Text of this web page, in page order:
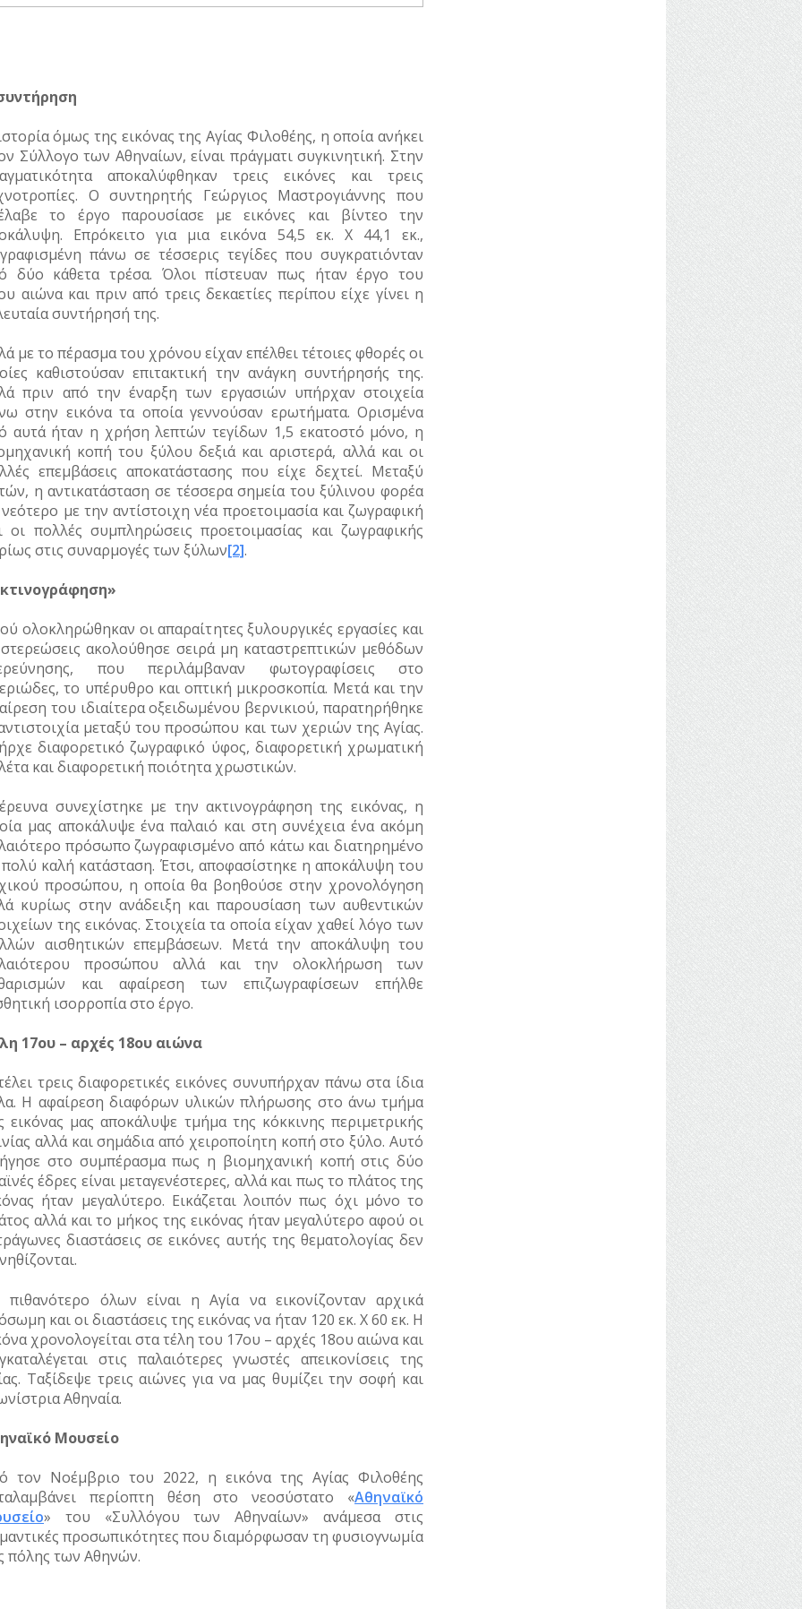
όμως της εικόνας της Αγίας Φιλοθέης, η οποία ανήκει
Σύλλογο των Αθηναίων, είναι πράγματι συγκινητική. Στην
αποκαλύφθηκαν τρεις εικόνες και τρεις
Ο συντηρητής Γεώργιος Μαστρογιάννης που
το έργο παρουσίασε με εικόνες και βίντεο την
Επρόκειτο για μια εικόνα 54,5 εκ. Χ 44,1 εκ.,
πάνω σε τέσσερις τεγίδες που συγκρατιόνταν
δύο κάθετα τρέσα. Όλοι πίστευαν πως ήταν έργο του
αιώνα και πριν από τρεις δεκαετίες περίπου είχε γίνει η
συντήρησή της.
με το πέρασμα του χρόνου είχαν επέλθει τέτοιες φθορές οι
καθιστούσαν επιτακτική την ανάγκη συντήρησής της.
πριν από την έναρξη των εργασιών υπήρχαν στοιχεία
στην εικόνα τα οποία γεννούσαν ερωτήματα. Ορισμένα
αυτά ήταν η χρήση λεπτών τεγίδων 1,5 εκατοστό μόνο, η
κοπή του ξύλου δεξιά και αριστερά, αλλά και οι
επεμβάσεις αποκατάστασης που είχε δεχτεί. Μεταξύ
η αντικατάσταση σε τέσσερα σημεία του ξύλινου φορέα
με την αντίστοιχη νέα προετοιμασία και ζωγραφική
οι πολλές συμπληρώσεις προετοιμασίας και ζωγραφικής
στις συναρμογές των ξύλων[2].
ολοκληρώθηκαν οι απαραίτητες ξυλουργικές εργασίες και
ακολούθησε σειρά μη καταστρεπτικών μεθόδων
που περιλάμβαναν φωτογραφίσεις στο
το υπέρυθρο και οπτική μικροσκοπία. Μετά και την
του ιδιαίτερα οξειδωμένου βερνικιού, παρατηρήθηκε
μεταξύ του προσώπου και των χεριών της Αγίας.
διαφορετικό ζωγραφικό ύφος, διαφορετική χρωματική
και διαφορετική ποιότητα χρωστικών.
συνεχίστηκε με την ακτινογράφηση της εικόνας, η
μας αποκάλυψε ένα παλαιό και στη συνέχεια ένα ακόμη
πρόσωπο ζωγραφισμένο από κάτω και διατηρημένο
καλή κατάσταση. Έτσι, αποφασίστηκε η αποκάλυψη του
προσώπου, η οποία θα βοηθούσε στην χρονολόγηση
κυρίως στην ανάδειξη και παρουσίαση των αυθεντικών
της εικόνας. Στοιχεία τα οποία είχαν χαθεί λόγο των
αισθητικών επεμβάσεων. Μετά την αποκάλυψη του
προσώπου αλλά και την ολοκλήρωση των
και αφαίρεση των επιζωγραφίσεων επήλθε
ισορροπία στο έργο.
17ου – αρχές 18ου αιώνα
τρεις διαφορετικές εικόνες συνυπήρχαν πάνω στα ίδια
Η αφαίρεση διαφόρων υλικών πλήρωσης στο άνω τμήμα
εικόνας μας αποκάλυψε τμήμα της κόκκινης περιμετρικής
αλλά και σημάδια από χειροποίητη κοπή στο ξύλο. Αυτό
στο συμπέρασμα πως η βιομηχανική κοπή στις δύο
έδρες είναι μεταγενέστερες, αλλά και πως το πλάτος της
ήταν μεγαλύτερο. Εικάζεται λοιπόν πως όχι μόνο το
αλλά και το μήκος της εικόνας ήταν μεγαλύτερο αφού οι
διαστάσεις σε εικόνες αυτής της θεματολογίας δεν
πιθανότερο όλων είναι η Αγία να εικονίζονταν αρχικά
και οι διαστάσεις της εικόνας να ήταν 120 εκ. Χ 60 εκ. Η
χρονολογείται στα τέλη του 17ου – αρχές 18ου αιώνα και
στις παλαιότερες γνωστές απεικονίσεις της
Ταξίδεψε τρεις αιώνες για να μας θυμίζει την σοφή και
Αθηναία.
Μουσείο
τον Νοέμβριο του 2022, η εικόνα της Αγίας Φιλοθέης
περίοπτη θέση στο νεοσύστατο «Αθηναϊκό
» του «Συλλόγου των Αθηναίων» ανάμεσα στις
προσωπικότητες που διαμόρφωσαν τη φυσιογνωμία
πόλης των Αθηνών.